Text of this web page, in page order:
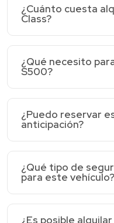
¿Cuánto cuesta
Class?
¿Qué necesito
S500?
¿Puedo reservar
anticipación?
¿Qué tipo de
para este vehículo?
¿Es posible